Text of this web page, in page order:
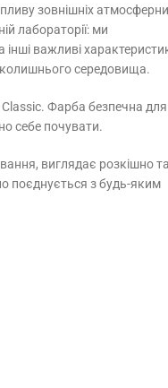
зовнішніх
лабораторії: ми
інші важливі
середовища.
Фарба безпечна для
себе почувати.
виглядає розкішно та
поєднується з будь-яким